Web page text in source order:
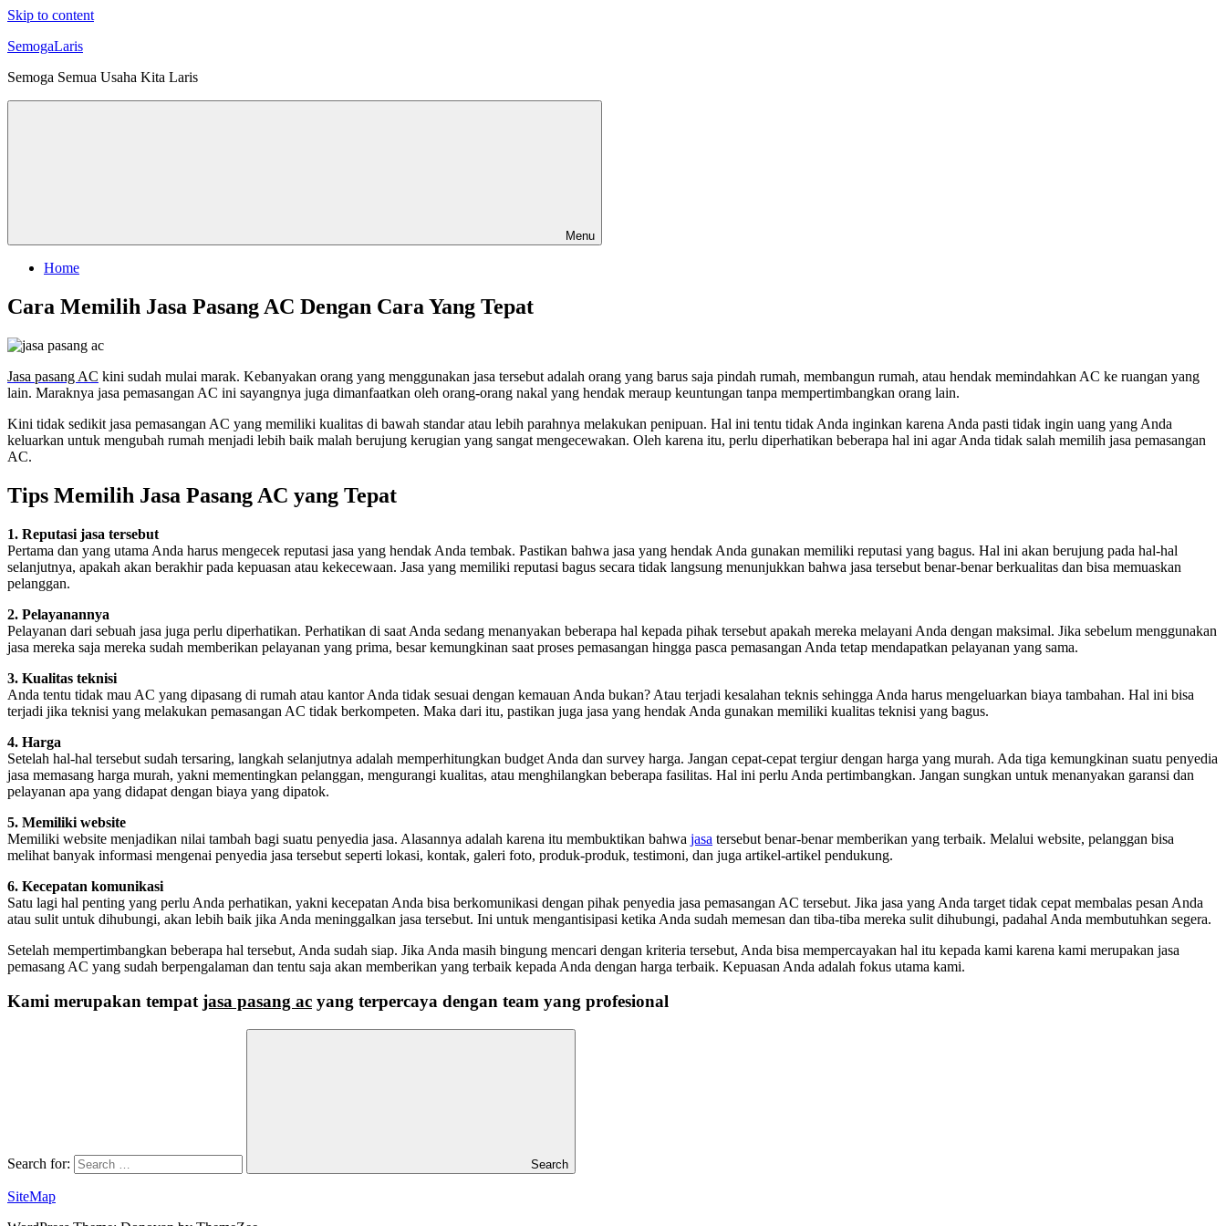
Skip to content
SemogaLaris
Semoga Semua Usaha Kita Laris
Menu
Home
Cara Memilih Jasa Pasang AC Dengan Cara Yang Tepat
Jasa pasang AC kini sudah mulai marak. Kebanyakan orang yang menggunakan jasa tersebut adalah orang yang barus saja pindah rumah, membangun rumah, atau hendak memindahkan AC ke ruangan yang
lain. Maraknya jasa pemasangan AC ini sayangnya juga dimanfaatkan oleh orang-orang nakal yang hendak meraup keuntungan tanpa mempertimbangkan orang lain.
Kini tidak sedikit jasa pemasangan AC yang memiliki kualitas di bawah standar atau lebih parahnya melakukan penipuan. Hal ini tentu tidak Anda inginkan karena Anda pasti tidak ingin uang yang Anda
keluarkan untuk mengubah rumah menjadi lebih baik malah berujung kerugian yang sangat mengecewakan. Oleh karena itu, perlu diperhatikan beberapa hal ini agar Anda tidak salah memilih jasa pemasangan
AC.
Tips Memilih Jasa Pasang AC yang Tepat
1. Reputasi jasa tersebut
Pertama dan yang utama Anda harus mengecek reputasi jasa yang hendak Anda tembak. Pastikan bahwa jasa yang hendak Anda gunakan memiliki reputasi yang bagus. Hal ini akan berujung pada hal-hal
selanjutnya, apakah akan berakhir pada kepuasan atau kekecewaan. Jasa yang memiliki reputasi bagus secara tidak langsung menunjukkan bahwa jasa tersebut benar-benar berkualitas dan bisa memuaskan
pelanggan.
2. Pelayanannya
Pelayanan dari sebuah jasa juga perlu diperhatikan. Perhatikan di saat Anda sedang menanyakan beberapa hal kepada pihak tersebut apakah mereka melayani Anda dengan maksimal. Jika sebelum menggunakan
jasa mereka saja mereka sudah memberikan pelayanan yang prima, besar kemungkinan saat proses pemasangan hingga pasca pemasangan Anda tetap mendapatkan pelayanan yang sama.
3. Kualitas teknisi
Anda tentu tidak mau AC yang dipasang di rumah atau kantor Anda tidak sesuai dengan kemauan Anda bukan? Atau terjadi kesalahan teknis sehingga Anda harus mengeluarkan biaya tambahan. Hal ini bisa
terjadi jika teknisi yang melakukan pemasangan AC tidak berkompeten. Maka dari itu, pastikan juga jasa yang hendak Anda gunakan memiliki kualitas teknisi yang bagus.
4. Harga
Setelah hal-hal tersebut sudah tersaring, langkah selanjutnya adalah memperhitungkan budget Anda dan survey harga. Jangan cepat-cepat tergiur dengan harga yang murah. Ada tiga kemungkinan suatu penyedia
jasa memasang harga murah, yakni mementingkan pelanggan, mengurangi kualitas, atau menghilangkan beberapa fasilitas. Hal ini perlu Anda pertimbangkan. Jangan sungkan untuk menanyakan garansi dan
pelayanan apa yang didapat dengan biaya yang dipatok.
5. Memiliki website
Memiliki website menjadikan nilai tambah bagi suatu penyedia jasa. Alasannya adalah karena itu membuktikan bahwa jasa tersebut benar-benar memberikan yang terbaik. Melalui website, pelanggan bisa
melihat banyak informasi mengenai penyedia jasa tersebut seperti lokasi, kontak, galeri foto, produk-produk, testimoni, dan juga artikel-artikel pendukung.
6. Kecepatan komunikasi
Satu lagi hal penting yang perlu Anda perhatikan, yakni kecepatan Anda bisa berkomunikasi dengan pihak penyedia jasa pemasangan AC tersebut. Jika jasa yang Anda target tidak cepat membalas pesan Anda
atau sulit untuk dihubungi, akan lebih baik jika Anda meninggalkan jasa tersebut. Ini untuk mengantisipasi ketika Anda sudah memesan dan tiba-tiba mereka sulit dihubungi, padahal Anda membutuhkan segera.
Setelah mempertimbangkan beberapa hal tersebut, Anda sudah siap. Jika Anda masih bingung mencari dengan kriteria tersebut, Anda bisa mempercayakan hal itu kepada kami karena kami merupakan jasa
pemasang AC yang sudah berpengalaman dan tentu saja akan memberikan yang terbaik kepada Anda dengan harga terbaik. Kepuasan Anda adalah fokus utama kami.
Kami merupakan tempatjasa pasang ac yang terpercaya dengan team yang profesional
Search for: Search
SiteMap